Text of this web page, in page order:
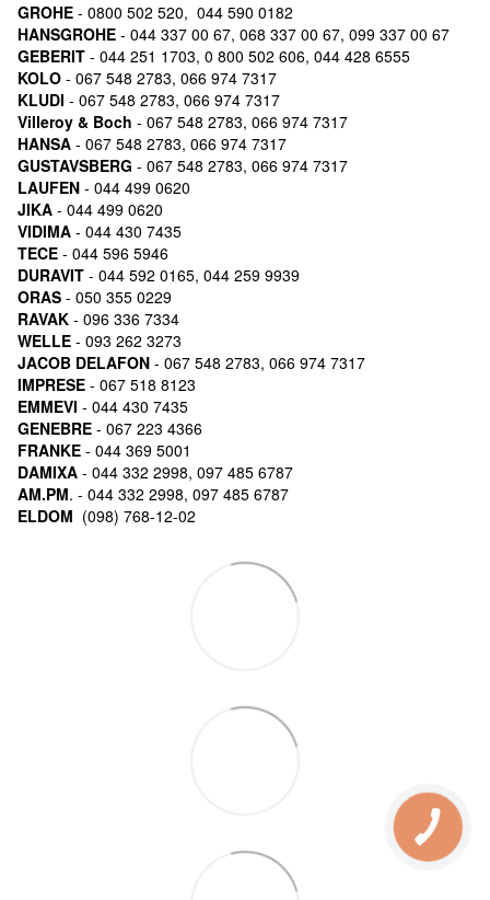
GROHE - 0800 502 520, 044 590 0182
HANSGROHE - 044 337 00 67, 068 337 00 67, 099 337 00 67
GEBERIT - 044 251 1703, 0 800 502 606, 044 428 6555
KOLO - 067 548 2783, 066 974 7317
KLUDI - 067 548 2783, 066 974 7317
Villeroy & Boch - 067 548 2783, 066 974 7317
HANSA - 067 548 2783, 066 974 7317
GUSTAVSBERG - 067 548 2783, 066 974 7317
LAUFEN - 044 499 0620
JIKA - 044 499 0620
VIDIMA - 044 430 7435
TECE - 044 596 5946
DURAVIT - 044 592 0165, 044 259 9939
ORAS - 050 355 0229
RAVAK - 096 336 7334
WELLE - 093 262 3273
JACOB DELAFON - 067 548 2783, 066 974 7317
IMPRESE - 067 518 8123
EMMEVI - 044 430 7435
GENEBRE - 067 223 4366
FRANKE - 044 369 5001
DAMIXA - 044 332 2998, 097 485 6787
AM.PM. - 044 332 2998, 097 485 6787
ELDOM (098) 768-12-02